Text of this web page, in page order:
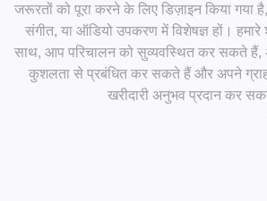
जरूरतों को पूरा करने के लिए डिज़ाइन किया गया
संगीत, या ऑडियो उपकरण में विशेषज्ञ हों। हमारे
साथ, आप परिचालन को सुव्यवस्थित कर सकते हैं,
कुशलता से प्रबंधित कर सकते हैं और अपने
खरीदारी अनुभव प्रदान कर